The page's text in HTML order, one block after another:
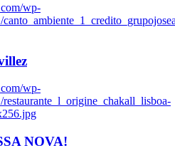
wp-
wp-
NOVA!